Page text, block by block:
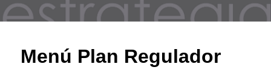
Menú Plan Regulador